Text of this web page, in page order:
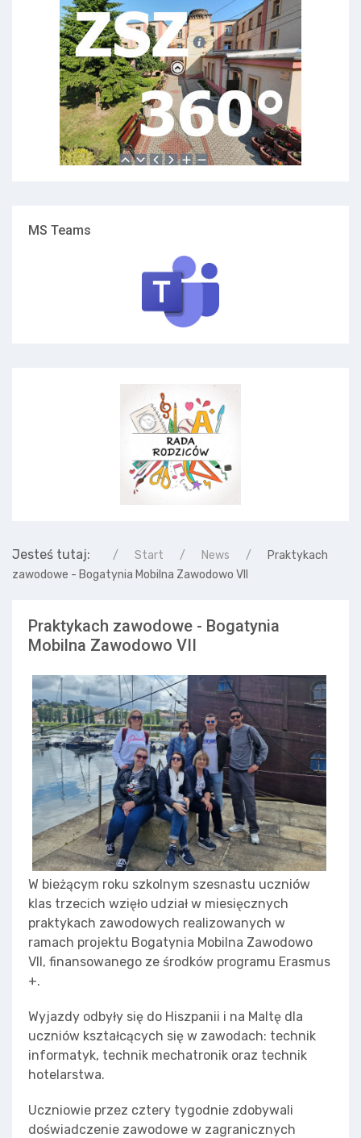
MS Teams
Jesteś tutaj: Start News
Praktykach
zawodowe - Bogatynia Mobilna Zawodowo VII
Praktykach zawodowe - Bogatynia
Mobilna Zawodowo VII
W bieżącym roku szkolnym szesnastu uczniów
klas trzecich wzięło udział w miesięcznych
praktykach zawodowych realizowanych w
ramach projektu Bogatynia Mobilna Zawodowo
VII, finansowanego ze środków programu Erasmus
+.
Wyjazdy odbyły się do Hiszpanii i na Maltę dla
uczniów kształcących się w zawodach: technik
informatyk, technik mechatronik oraz technik
hotelarstwa.
Uczniowie przez cztery tygodnie zdobywali
doświadczenie zawodowe w zagranicznych